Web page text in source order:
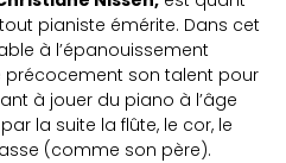
pianiste émérite. Dans cet
à l’épanouissement
précocement son talent pour
à jouer du piano à l’âge
la suite la flûte, le cor, le
(comme son père).